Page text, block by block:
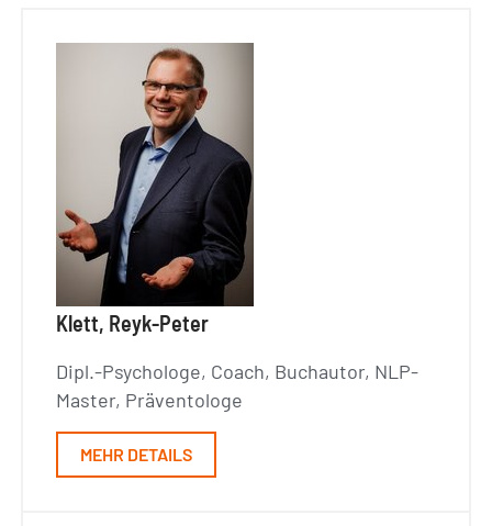
Klett, Reyk-Peter
Dipl.-Psychologe, Coach, Buchautor, NLP-
Master, Präventologe
MEHR DETAILS